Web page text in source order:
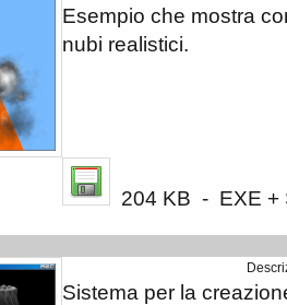
Esempio che mostra
nubi realistici.
204 KB - EXE +
Sistema per la